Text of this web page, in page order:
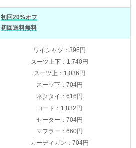
初回20%オフ
初回送料無料
ワイシャツ：396円
スーツ上下：1,740円
スーツ上：1,036円
スーツ下：704円
ネクタイ：616円
コート：1,832円
セーター：704円
マフラー：660円
カーディガン：704円